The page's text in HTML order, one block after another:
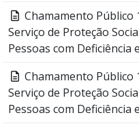
Chamamento Público
Serviço de Proteção
Pessoas com Deficiência
Chamamento Público
Serviço de Proteção
Pessoas com Deficiência